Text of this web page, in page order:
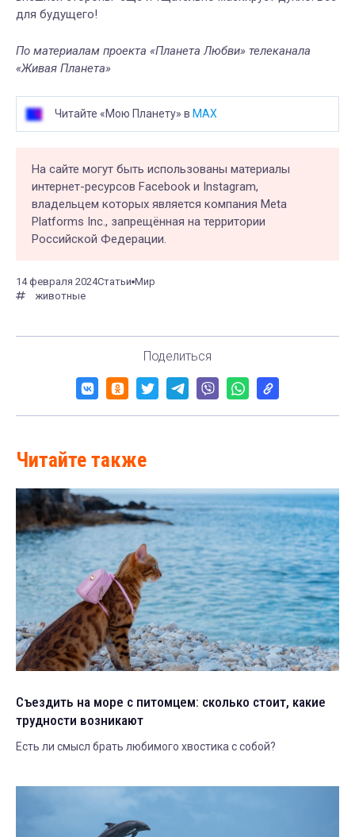
для будущего!
По материалам проекта «Планета Любви» телеканала
«Живая Планета»
Читайте «Мою Планету» в MAX
На сайте могут быть использованы материалы
интернет-ресурсов Facebook и Instagram,
владельцем которых является компания Meta
Platforms Inc., запрещённая на территории
Российской Федерации.
14 февраля 2024Статьи Мир
животные
Поделиться
Читайте также
Съездить на море с питомцем: сколько стоит, какие
трудности возникают
Есть ли смысл брать любимого хвостика с собой?